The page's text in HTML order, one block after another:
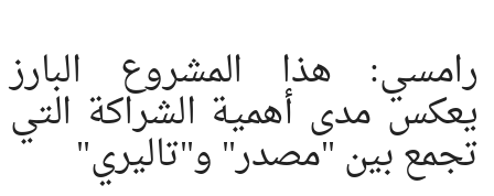
رامسي: هذا المشروع البارز
يعكس مدى أهمية الشراكة التي
تجمع بين "مصدر" و"تاليري"